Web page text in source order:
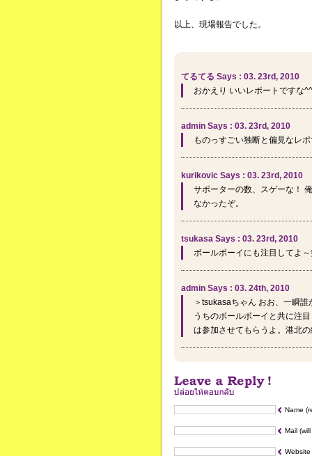
以上、現場報告でした。
てるてる Says : 03. 23rd, 2010
おかえり いいレポートですな
admin Says : 03. 23rd, 2010
ものっすごい独断と偏見なレ
kurikovic Says : 03. 23rd, 2010
サポーターの数、スゲーな！
なかったぞ。
tsukasa Says : 03. 23rd, 2010
ボールボーイにも注目してよ
admin Says : 03. 24th, 2010
＞tsukasaちゃん おお、一瞬
うちのボールボーイと共に注
は参加させてもらうよ。港北
Name
Mail
Website